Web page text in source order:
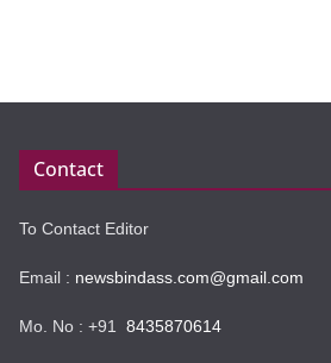
Contact
To Contact Editor
Email : newsbindass.com@gmail.com
Mo. No : +91 8435870614